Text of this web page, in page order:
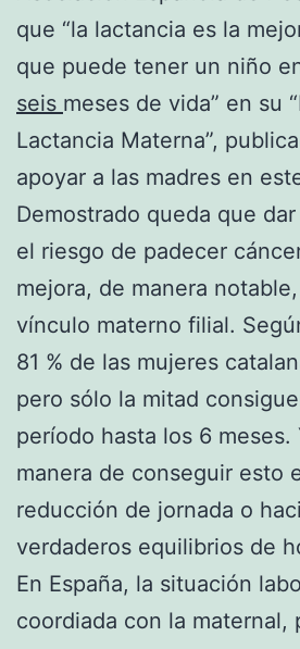
que “la lactancia es la
que puede tener un niño
seis meses de vida” en su
Lactancia Materna”,
apoyar a las madres en
Demostrado queda que
el riesgo de padecer
mejora, de manera
vínculo materno filial.
81 % de las mujeres
pero sólo la mitad
período hasta los 6 meses.
manera de conseguir esto
reducción de jornada o
verdaderos equilibrios de
En España, la situación
coordiada con la maternal,